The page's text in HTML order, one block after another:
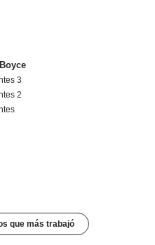
3
2
que más trabajó